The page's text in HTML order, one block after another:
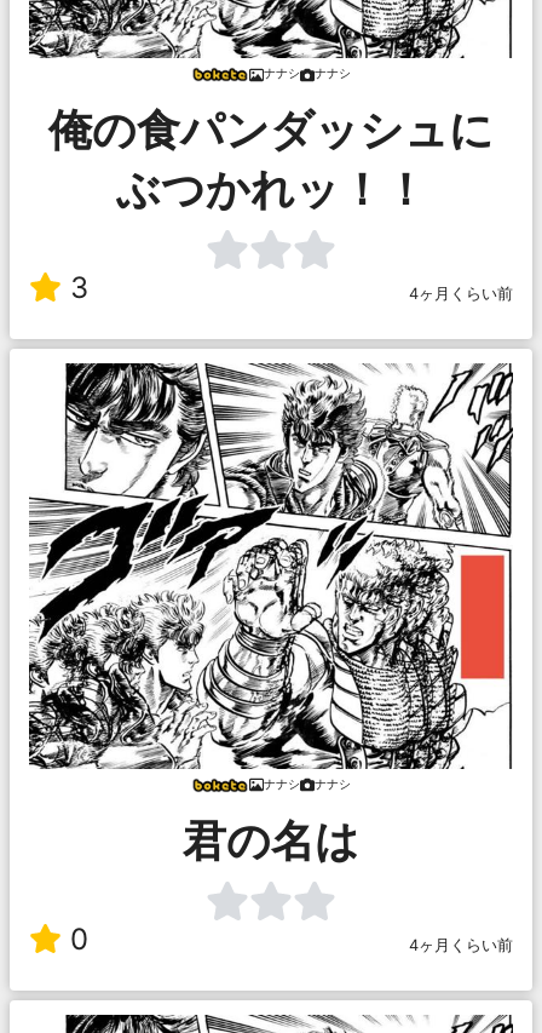
ナナシ ナナシ
俺の食パンダッシュに
ぶつかれッ！！
3 4ヶ月くらい前
ナナシ ナナシ
君の名は
0 4ヶ月くらい前